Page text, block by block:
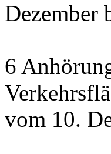
Dezember
6
vom 10.